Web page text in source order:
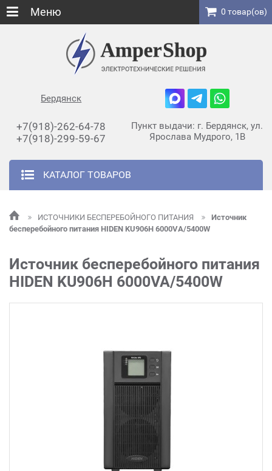
Бердянск
+7(918)-262-64-78
+7(918)-299-59-67
Пункт выдачи: г. Бердянск, ул.
Ярослава Мудрого, 1В
КАТАЛОГ ТОВАРОВ
Меню 0 товар(ов)
ИСТОЧНИКИ БЕСПЕРЕБОЙНОГО ПИТАНИЯ
Источник
бесперебойного питания HIDEN KU906Н 6000VA/5400W
Источник бесперебойного питания
HIDEN KU906Н 6000VA/5400W